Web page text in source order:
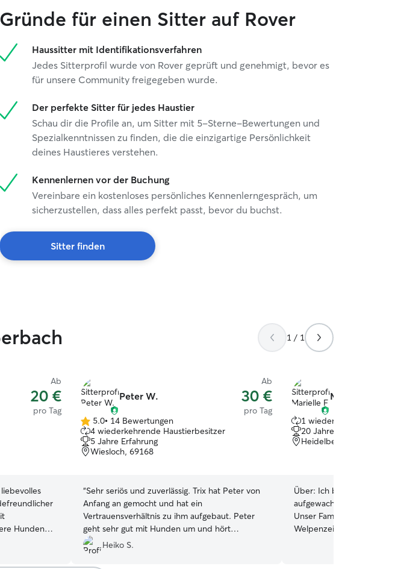
Gründe für einen Sitter auf Rover
Haussitter mit Identifikationsverfahren
Jedes Sitterprofil wurde von Rover geprüft und genehmigt, bevor es
für unsere Community freigegeben wurde.
Der perfekte Sitter für jedes Haustier
Schau dir die Profile an, um Sitter mit 5-Sterne-Bewertungen und
Spezialkenntnissen zu finden, die die einzigartige Persönlichkeit
deines Haustieres verstehen.
Kennenlernen vor der Buchung
Vereinbare ein kostenloses persönliches Kennenlerngespräch, um
sicherzustellen, dass alles perfekt passt, bevor du buchst.
Sitter finden
1 / 1
Ab
20 €
pro Tag
Hunden
Wald,
Peter W.
Ab
30 €
pro Tag
5.0
von
5
Sternen
5.0• 14 Bewertungen
4 wiederkehrende Haustierbesitzer
5 Jahre Erfahrung
Wiesloch, 69168
“Sehr seriös und zuverlässig. Trix hat Peter von
Anfang an gemocht und hat ein
Vertrauensverhältnis zu ihm aufgebaut. Peter
geht sehr gut mit Hunden um und hört
aufmerksam zu, wenn man ihn über
Besonderheiten und Bedürfnisse bei der
Betreuung des Tiers informiert. Ich werde seine
Heiko S.
Marielle F.
1 wiederkehrender
20 Jahre Erfahrung
Heidelberg, 69118
Über: Ich bin mit vielen
aufgewachsen, sowohl
Unser Familienhund
Welpenzeit an, und